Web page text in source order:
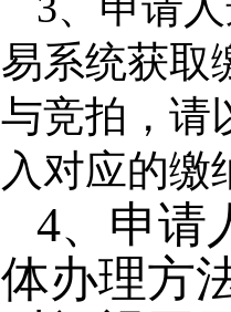
易系统获取
与竞拍，请
入对应的缴
4、申请
体办理方